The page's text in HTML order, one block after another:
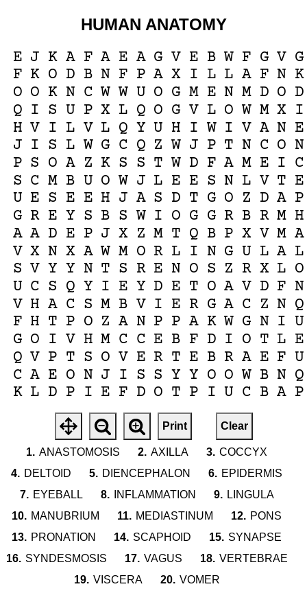
HUMAN ANATOMY
E J K A F A E A G V E B W F G V G
F K O D B N F P A X I L L A F N K
O O K N C W W U O G M E N M D O D
Q I S U P X L Q O G V L O W M X I
H V I L V L Q Y U H I W I V A N E
J I S L W G C Q Z W J P T N C O N
P S O A Z K S S T W D F A M E I C
S C M B U O W J L E E S N L V T E
U E S E E H J A S D T G O Z D A P
G R E Y S B S W I O G G R B R M H
A A D E P J X Z M T Q B P X V M A
V X N X A W M O R L I N G U L A L
S V Y Y N T S R E N O S Z R X L O
U C S Q Y I E Y D E T O A V D F N
V H A C S M B V I E R G A C Z N Q
F H T P O Z A N P P A K W G N I U
G O I V H M C C E B F D I O T L E
Q V P T S O V E R T E B R A E F U
C A E O N J I S S Y Y O O W B N Q
K L D P I E F D O T P I U C B A P
Print Clear
1. ANASTOMOSIS 2. AXILLA 3. COCCYX
4. DELTOID 5. DIENCEPHALON 6. EPIDERMIS
7. EYEBALL 8. INFLAMMATION 9. LINGULA
10. MANUBRIUM 11. MEDIASTINUM 12. PONS
13. PRONATION 14. SCAPHOID 15. SYNAPSE
16. SYNDESMOSIS 17. VAGUS 18. VERTEBRAE
19. VISCERA 20. VOMER